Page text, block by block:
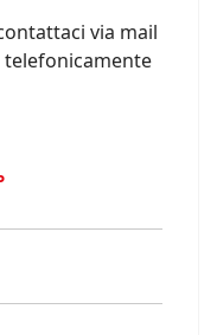
via mail
telefonicamente